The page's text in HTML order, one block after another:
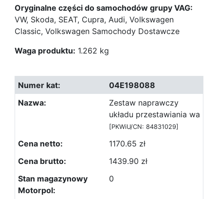
Oryginalne części do samochodów grupy VAG:
VW, Skoda, SEAT, Cupra, Audi, Volkswagen
Classic, Volkswagen Samochody Dostawcze
Waga produktu: 1.262 kg
04E198088
Zestaw naprawczy
układu przestawiania wa
[PKWiU/CN: 84831029]
1170.65 zł
1439.90 zł
0